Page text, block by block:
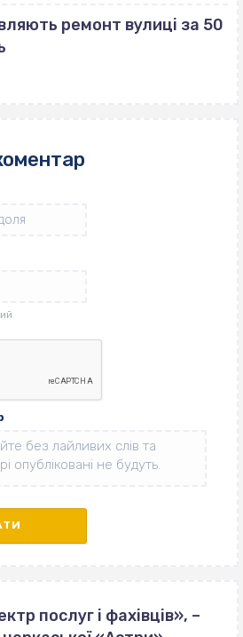
ремонт вулиці за 50
послуг і фахівців», –